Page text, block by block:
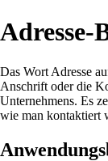
Adresse-
Das Wort Adresse
Anschrift oder die
Unternehmens. Es
wie man kontaktiert